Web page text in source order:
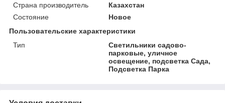
Страна производитель
Казахстан
Состояние
Новое
Пользовательские характеристики
Тип
Cветильники садово-
парковые, уличное
освещение, подсветка Сада,
Подсветка Парка